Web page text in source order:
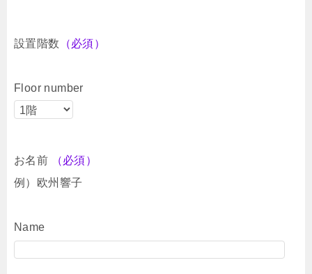
設置階数 （必須）
Floor number
お名前
（必須）
例）欧州響子
Name